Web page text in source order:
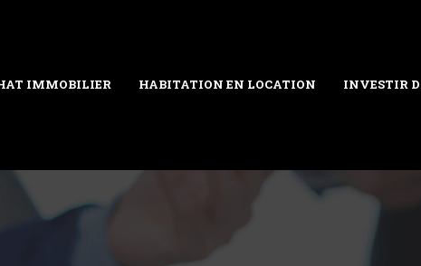
IMMOBILIER HABITATION EN LOCATION INVESTIR